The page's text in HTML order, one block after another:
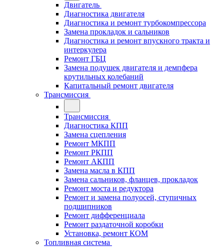
Двигатель
Диагностика двигателя
Диагностика и ремонт турбокомпрессора
Замена прокладок и сальников
Диагностика и ремонт впускного тракта и
интеркулера
Ремонт ГБЦ
Замена подушек двигателя и демпфера
крутильных колебаний
Капитальный ремонт двигателя
Трансмиссия
Трансмиссия
Диагностика КПП
Замена сцепления
Ремонт МКПП
Ремонт РКПП
Ремонт АКПП
Замена масла в КПП
Замена сальников, фланцев, прокладок
Ремонт моста и редуктора
Ремонт и замена полуосей, ступичных
подшипников
Ремонт дифференциала
Ремонт раздаточной коробки
Установка, ремонт КОМ
Топливная система